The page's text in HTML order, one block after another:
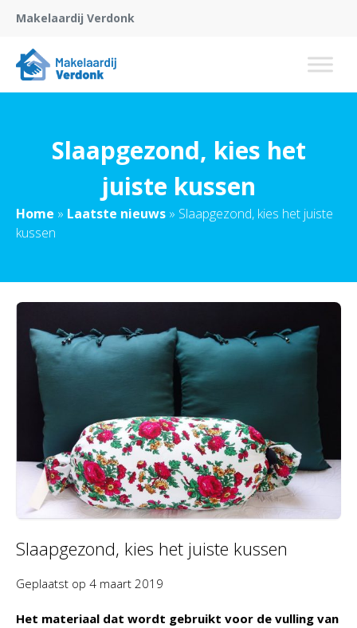
Makelaardij Verdonk
Slaapgezond, kies het
juiste kussen
Home » Laatste nieuws » Slaapgezond, kies het juiste
kussen
Slaapgezond, kies het juiste kussen
Geplaatst op 4 maart 2019
Het materiaal dat wordt gebruikt voor de vulling van